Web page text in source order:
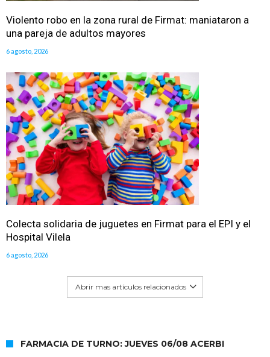
Violento robo en la zona rural de Firmat: maniataron a
una pareja de adultos mayores
6 agosto, 2026
Colecta solidaria de juguetes en Firmat para el EPI y el
Hospital Vilela
6 agosto, 2026
Abrir mas artículos relacionados
FARMACIA DE TURNO: JUEVES 06/08 ACERBI